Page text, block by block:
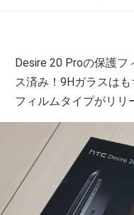
Desire 20 Proの保護フ
ス済み！9Hガラスは
フィルムタイプがリリ